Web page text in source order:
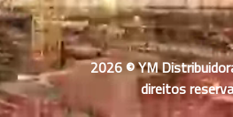
2026 © YM
direitos